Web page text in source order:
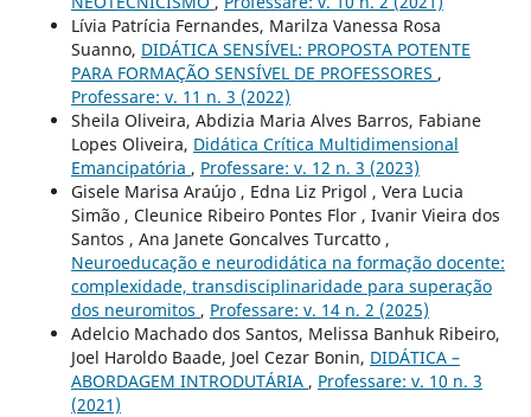
Lívia Patrícia Fernandes, Marilza Vanessa Rosa
Suanno, DIDÁTICA SENSÍVEL: PROPOSTA POTENTE
PARA FORMAÇÃO SENSÍVEL DE PROFESSORES ,
Professare: v. 11 n. 3 (2022)
Sheila Oliveira, Abdizia Maria Alves Barros, Fabiane
Lopes Oliveira, Didática Crítica Multidimensional
Emancipatória , Professare: v. 12 n. 3 (2023)
Gisele Marisa Araújo , Edna Liz Prigol , Vera Lucia
Simão , Cleunice Ribeiro Pontes Flor , Ivanir Vieira dos
Santos , Ana Janete Goncalves Turcatto ,
Neuroeducação e neurodidática na formação docente:
complexidade, transdisciplinaridade para superação
dos neuromitos , Professare: v. 14 n. 2 (2025)
Adelcio Machado dos Santos, Melissa Banhuk Ribeiro,
Joel Haroldo Baade, Joel Cezar Bonin, DIDÁTICA –
ABORDAGEM INTRODUTÁRIA , Professare: v. 10 n. 3
(2021)